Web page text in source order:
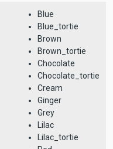
Blue
Blue_tortie
Brown
Brown_tortie
Chocolate
Chocolate_tortie
Cream
Ginger
Grey
Lilac
Lilac_tortie